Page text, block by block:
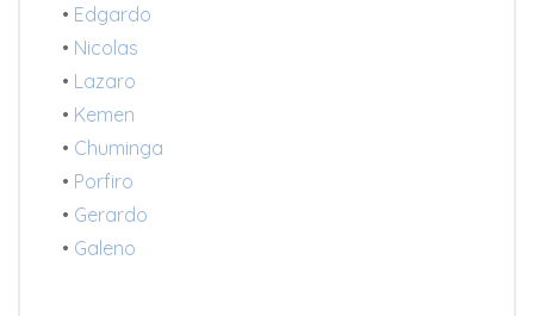
• Edgardo
• Nicolas
• Lazaro
• Kemen
• Chuminga
• Porfiro
• Gerardo
• Galeno